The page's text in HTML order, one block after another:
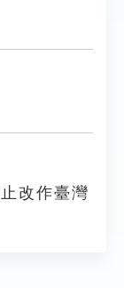
改作臺灣